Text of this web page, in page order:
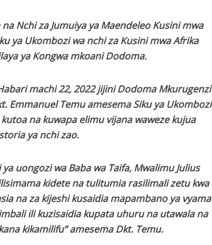
Nchi za Jumuiya ya Maendeleo Kusini mwa
ya Ukombozi wa nchi za Kusini mwa Afrika
ya Kongwa mkoani Dodoma.
machi 22, 2022 jijini Dodoma Mkurugenzi
Emmanuel Temu amesema Siku ya Ukombozi
na kuwapa elimu vijana waweze kujua
ya nchi zao.
uongozi wa Baba wa Taifa, Mwalimu Julius
kidete na tulitumia rasilimali zetu kwa
na za kijeshi kusaidia mapambano ya vyama
ili kuzisaidia kupata uhuru na utawala na
kikamilifu” amesema Dkt. Temu.